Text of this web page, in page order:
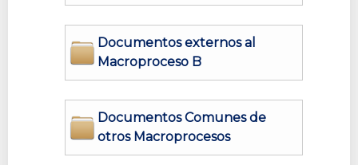
Documentos externos al
Macroproceso B
Documentos Comunes de
otros Macroprocesos